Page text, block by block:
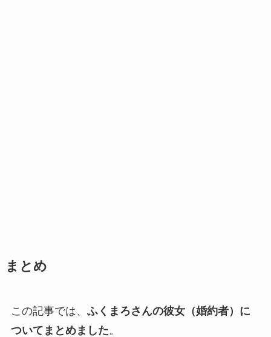
まとめ
この記事では、 ふくまろさんの彼女（婚約者）に
ついてまとめました。